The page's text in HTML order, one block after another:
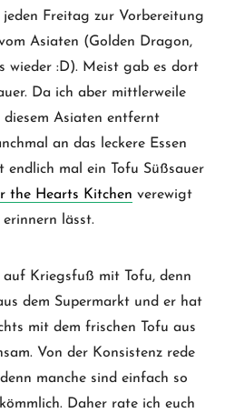
Freitag zur Vorbereitung
Asiaten (Golden Dragon,
wieder :D). Meist gab es dort
Da ich aber mittlerweile
Asiaten entfernt
an das leckere Essen
endlich mal ein Tofu Süßsauer
the Hearts Kitchen verewigt
lässt.
Kriegsfuß mit Tofu, denn
dem Supermarkt und er hat
mit dem frischen Tofu aus
Von der Konsistenz rede
manche sind einfach so
Daher rate ich euch